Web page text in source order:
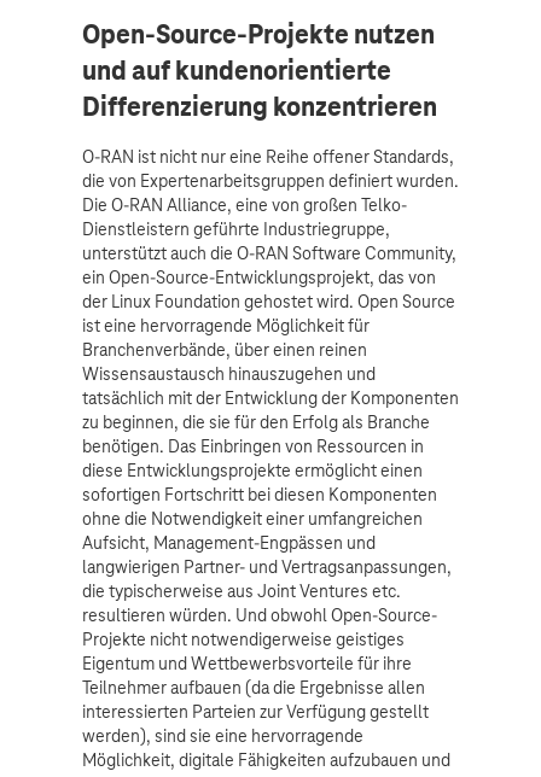
Open-Source-Projekte nutzen
und auf kundenorientierte
Differenzierung konzentrieren
O-RAN ist nicht nur eine Reihe offener Standards,
die von Expertenarbeitsgruppen definiert wurden.
Die O-RAN Alliance, eine von großen Telko-
Dienstleistern geführte Industriegruppe,
unterstützt auch die O-RAN Software Community,
ein Open-Source-Entwicklungsprojekt, das von
der Linux Foundation gehostet wird. Open Source
ist eine hervorragende Möglichkeit für
Branchenverbände, über einen reinen
Wissensaustausch hinauszugehen und
tatsächlich mit der Entwicklung der Komponenten
zu beginnen, die sie für den Erfolg als Branche
benötigen. Das Einbringen von Ressourcen in
diese Entwicklungsprojekte ermöglicht einen
sofortigen Fortschritt bei diesen Komponenten
ohne die Notwendigkeit einer umfangreichen
Aufsicht, Management-Engpässen und
langwierigen Partner- und Vertragsanpassungen,
die typischerweise aus Joint Ventures etc.
resultieren würden. Und obwohl Open-Source-
Projekte nicht notwendigerweise geistiges
Eigentum und Wettbewerbsvorteile für ihre
Teilnehmer aufbauen (da die Ergebnisse allen
interessierten Parteien zur Verfügung gestellt
werden), sind sie eine hervorragende
Möglichkeit, digitale Fähigkeiten aufzubauen und